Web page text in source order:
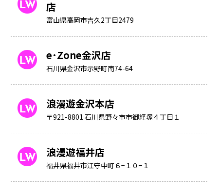
HOME
店
富山県高岡市吉久2丁目2479
e･Zone金沢店
石川県金沢市示野町南74-64
浪漫遊金沢本店
〒921-8801 石川県野々市市御経塚４丁目１
浪漫遊福井店
福井県福井市江守中町６−１０−１